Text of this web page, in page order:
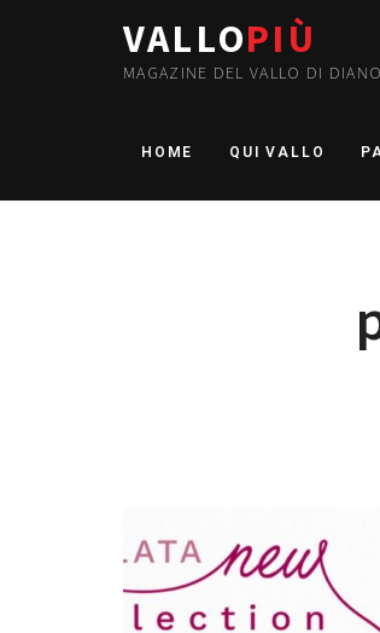
VALLOPIÙ
MAGAZINE DEL VALLO DI DIANO
HOME QUI VALLO